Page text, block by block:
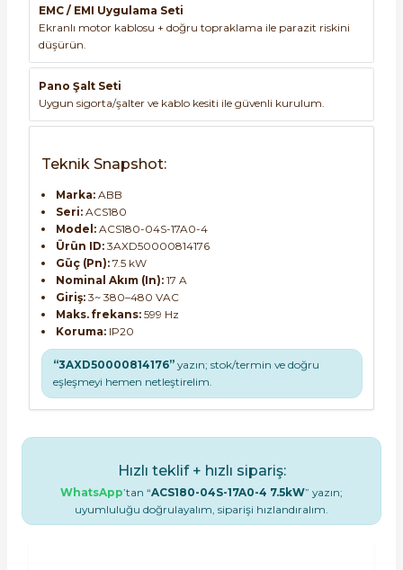
EMC / EMI Uygulama Seti
Ekranlı motor kablosu + doğru topraklama ile parazit riskini
düşürün.
Pano Şalt Seti
Uygun sigorta/şalter ve kablo kesiti ile güvenli kurulum.
Teknik Snapshot:
Marka: ABB
Seri: ACS180
Model: ACS180-04S-17A0-4
Ürün ID: 3AXD50000814176
Güç (Pn): 7.5 kW
Nominal Akım (In): 17 A
Giriş: 3~ 380–480 VAC
Maks. frekans: 599 Hz
Koruma: IP20
“3AXD50000814176” yazın; stok/termin ve doğru
eşleşmeyi hemen netleştirelim.
Hızlı teklif + hızlı sipariş:
WhatsApp’tan “ACS180-04S-17A0-4 7.5kW” yazın;
uyumluluğu doğrulayalım, siparişi hızlandıralım.